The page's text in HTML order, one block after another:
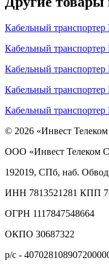
Кабельный
Кабельный
Кабельный
Кабельный
Кабельный транспортер
© 2026 «Инвест
ООО «Инвест Телеком
192019, СПб, наб.
ИНН 7813521281 КПП
ОГРН 1117847548664
ОКПО 30687322
р/с -